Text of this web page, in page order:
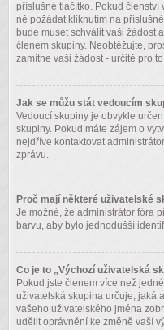
příslušné tlačítko. Pokud členství
ně požádat kliknutím na
bude muset schválit vaši žádost
členem skupiny. Neobtěžujte,
zamítne vaši žádost - určitě pro
Jak se můžu stát vedoucím
Vedoucí skupiny je obvykle
skupiny. Pokud máte zájem o
nejdříve kontaktovat
zprávu.
Proč mají některé uživatelské
Je možné, že administrátor fóra
barvu, aby bylo jednodušší
Co je to „Výchozí uživatelská
Pokud jste členem více než
uživatelská skupina určuje, jaká
vašeho uživatelského jména
udělit oprávnění ke změně vaší